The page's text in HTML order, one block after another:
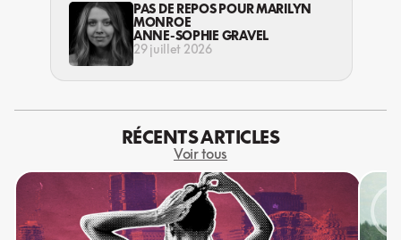
PAS DE REPOS POUR MARILYN
MONROE
ANNE-SOPHIE GRAVEL
29 juillet 2026
RÉCENTS ARTICLES
Voir tous